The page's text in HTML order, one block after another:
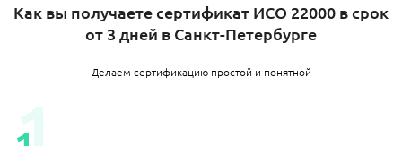
Как вы получаете сертификат ИСО 22000 в срок
от 3 дней в Санкт-Петербурге
Делаем сертификацию простой и понятной